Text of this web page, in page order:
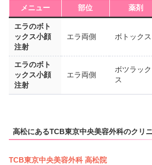
メニュー 部位 薬剤
エラのボト
ックス小顔
注射
エラ両側 ボトックス
エラのボト
ックス小顔
注射
エラ両側
ボツラック
ス
高松にあるTCB東京中央美容外科のクリ
TCB東京中央美容外科 高松院